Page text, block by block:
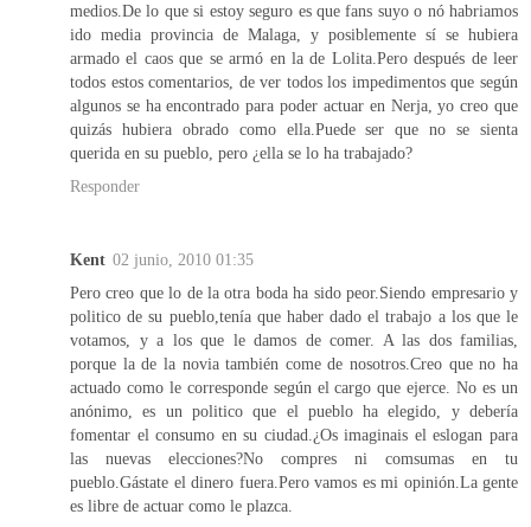
medios.De lo que si estoy seguro es que fans suyo o nó habriamos
ido media provincia de Malaga, y posiblemente sí se hubiera
armado el caos que se armó en la de Lolita.Pero después de leer
todos estos comentarios, de ver todos los impedimentos que según
algunos se ha encontrado para poder actuar en Nerja, yo creo que
quizás hubiera obrado como ella.Puede ser que no se sienta
querida en su pueblo, pero ¿ella se lo ha trabajado?
Responder
Kent 02 junio, 2010 01:35
Pero creo que lo de la otra boda ha sido peor.Siendo empresario y
politico de su pueblo,tenía que haber dado el trabajo a los que le
votamos, y a los que le damos de comer. A las dos familias,
porque la de la novia también come de nosotros.Creo que no ha
actuado como le corresponde según el cargo que ejerce. No es un
anónimo, es un politico que el pueblo ha elegido, y debería
fomentar el consumo en su ciudad.¿Os imaginais el eslogan para
las nuevas elecciones?No compres ni comsumas en tu
pueblo.Gástate el dinero fuera.Pero vamos es mi opinión.La gente
es libre de actuar como le plazca.